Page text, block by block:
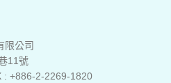
限公司
11號
: +886-2-2269-1820